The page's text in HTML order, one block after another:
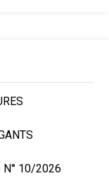
N° 10/2026